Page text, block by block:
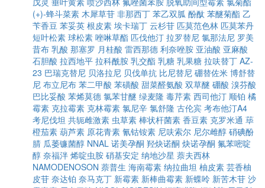
(+)-蜂斗菜素 木犀草苷 非那西丁 苯乙双胍 酚酞 苯醚菊酯 乙
苄香豆 苯妥英 根皮素 埃卡瑞丁 云杉苷 匹莫范色林 匹莫苯丹
短叶松素 球松素 唑啉草酯 匹伐他汀 拉罗替尼 氯那法尼 罗美
昔布 乳酸 那塞罗 月桂酸 雷西那德 利奈唑胺 亚油酸 亚麻酸
石胆酸 拉西地平 拉科酰胺 乳交酯 乳糖 乳果糖 拉呋替丁 AZ-
23 巴瑞克替尼 贝洛拉尼 贝伐单抗 比尼替尼 硼替佐米 博舒替
尼 布立尼布 苯二甲酸 苯磺酸 甜菜醛氨酸 双草醚 硼酸 溴芬酸
巴比妥酸 苯烯莫德 氯苯甘醚 绿麦隆 毒芹素 西司他汀 顺铂 橘
霉素 克拉霉素 克林霉素 氯尼辛 氯舒隆 古伦宾 考布他汀A4
考尼伐坦 共轭雌激素 虫草素 棒状杆菌素 香豆素 克罗米通 荜
橙茄素 葫芦素 原花青素 氰钴铵素 尼呋索尔 尼尔雌醇 硝碘酚
腈 瓜萎镰菌醇 NNAL 诺美孕酮 羟炔诺酮 炔诺孕酮 氟苯嘧啶
醇 奈福泮 烯啶虫胺 硝基安定 纳地沙星 萘夫西林
NAMODENOSON 萘普生 海南霉素 纳拉曲坦 柚皮素 芸香柚
皮苷 奈达铂 奈马克丁 新霉素 新棒曲霉素 新蝶呤 新苦木苷 沙